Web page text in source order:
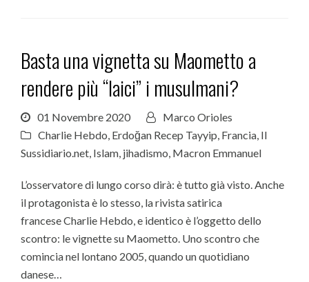
Basta una vignetta su Maometto a
rendere più “laici” i musulmani?
01 Novembre 2020
Marco Orioles
Charlie Hebdo Erdoğan Recep Tayyip Francia Il
Sussidiario.net Islam jihadismo Macron Emmanuel
L’osservatore di lungo corso dirà: è tutto già visto. Anche
il protagonista è lo stesso, la rivista satirica
francese Charlie Hebdo, e identico è l’oggetto dello
scontro: le vignette su Maometto. Uno scontro che
comincia nel lontano 2005, quando un quotidiano
danese…